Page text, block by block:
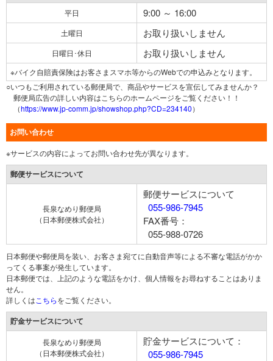
平日 9:00 ～ 16:00
土曜日 お取り扱いしません
日曜日･休日 お取り扱いしません
※バイク自賠責保険はお客さまスマホ等からのWebでの申込みとなります。
○いつもご利用されている郵便局で、商品やサービスを宣伝してみませんか？
郵便局広告の詳しい内容はこちらのホームページをご覧ください！！
（https://www.jp-comm.jp/showshop.php?CD=234140）
お問い合わせ
※サービスの内容によってお問い合わせ先が異なります。
郵便サービスについて
長泉なめり郵便局
（日本郵便株式会社）
郵便サービスについて
055-986-7945
FAX番号：
055-988-0726
日本郵便や郵便局を装い、お客さま宛てに自動音声等による不審な電話がかか
ってくる事案が発生しています。
日本郵便では、上記のような電話をかけ、個人情報をお尋ねすることはありま
せん。
詳しくは こちらをご覧ください。
貯金サービスについて
長泉なめり郵便局
（日本郵便株式会社）
貯金サービスについて：
055-986-7945